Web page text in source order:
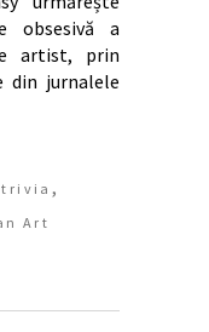
obsesivă a
artist, prin
din jurnalele
trivia ,
Art